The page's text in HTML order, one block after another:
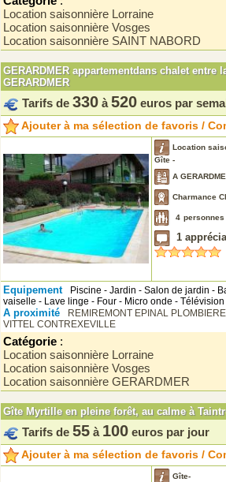
Location saisonnière Lorraine
Location saisonnière Vosges
Location saisonnière SAINT NABORD
GERARDMER appartementdans chalet entre
GERARDMER
Tarifs de 330 à 520 euros par
Ajouter à ma sélection de favoris /
Location
Gîte -
A
Charmance
4 personnes
1
Equipement
Piscine - Jardin - Salon de jardin -
vaiselle - Lave linge - Four - Micro onde -
A proximité REMIREMONT EPINAL
VITTEL CONTREXEVILLE
Catégorie :
Location saisonnière Lorraine
Location saisonnière Vosges
Location saisonnière GERARDMER
Gîte Myrtille en pleine forêt, au calme à
Tarifs de 55 à 100 euros par jour
Ajouter à ma sélection de favoris /
Gîte-